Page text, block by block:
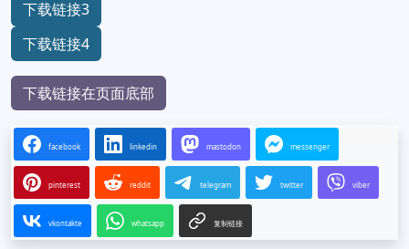
下载链接3
下载链接4
下载链接在页面底部
facebook linkedin mastodon messenger
pinterest reddit telegram twitter viber
vkontakte whatsapp 复制链接